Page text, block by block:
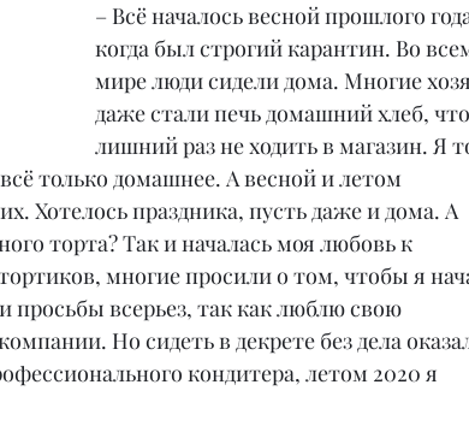
– Всё началось весной прошлого
когда был строгий карантин. Во
мире люди сидели дома. Многие
даже стали печь домашний хлеб,
лишний раз не ходить в магазин. Я
только домашнее. А весной и летом
Хотелось праздника, пусть даже и дома. А
торта? Так и началась моя любовь к
многие просили о том, чтобы я
просьбы всерьез, так как люблю свою
Но сидеть в декрете без дела
кондитера, летом 2020 я